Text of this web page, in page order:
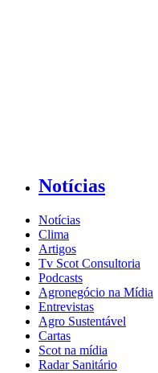
Notícias
Notícias
Clima
Artigos
Tv Scot Consultoria
Podcasts
Agronegócio na Mídia
Entrevistas
Agro Sustentável
Cartas
Scot na mídia
Radar Sanitário